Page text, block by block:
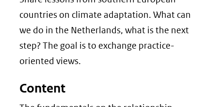
countries on climate adaptation. What can
we do in the Netherlands, what is the next
step? The goal is to exchange practice-
oriented views.
Content